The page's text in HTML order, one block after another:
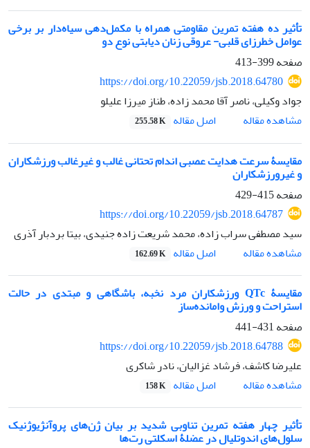
تأثیر ده هفته تمرین مقاومتی همراه با مکمل‌دهی سیاه‌دار بر برخی
عوامل خطرزای قلبی- عروقی زنان دیابتی نوع دو
صفحه399-413
https://doi.org/10.22059/jsb.2018.64780
جواد وکیلی، ناصر آقا محمد زاده، طناز میرزا علیلو
مشاهده مقاله
اصل مقاله 255.58 K
مقایسۀ سرعت هدایت عصبی اندام تحتانی غالب و غیرغالب ورزشکاران
و غیرورزشکاران
صفحه415-429
https://doi.org/10.22059/jsb.2018.64787
سید مصطفی سراب زاده، محمد شریعت زاده جنیدی، بیتا بردبار آذری
مشاهده مقاله
اصل مقاله 162.69 K
مقایسۀ QTc ورزشکاران مرد نخبه، باشگاهی و مبتدی در حالت
استراحت و ورزش وامانده‌ساز
صفحه431-441
https://doi.org/10.22059/jsb.2018.64788
علیرضا کاشف، فرشاد غزالیان، نادر شاکری
مشاهده مقاله
اصل مقاله 158 K
تأثیر چهار هفته تمرین تناوبی شدید بر بیان ژن‌های پروآنژیوژنیک
سلول‌های اندوتلیال در عضلۀ اسکلتی رت‌ها